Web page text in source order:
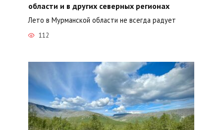
области и в других северных регионах
Лето в Мурманской области не всегда радует
112